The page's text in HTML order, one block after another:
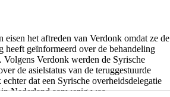
eisen het aftreden van Verdonk omdat ze de
heeft geïnformeerd over de behandeling
Volgens Verdonk werden de Syrische
de asielstatus van de teruggestuurde
dat een Syrische overheidsdelegatie
Nederland aanwezig was